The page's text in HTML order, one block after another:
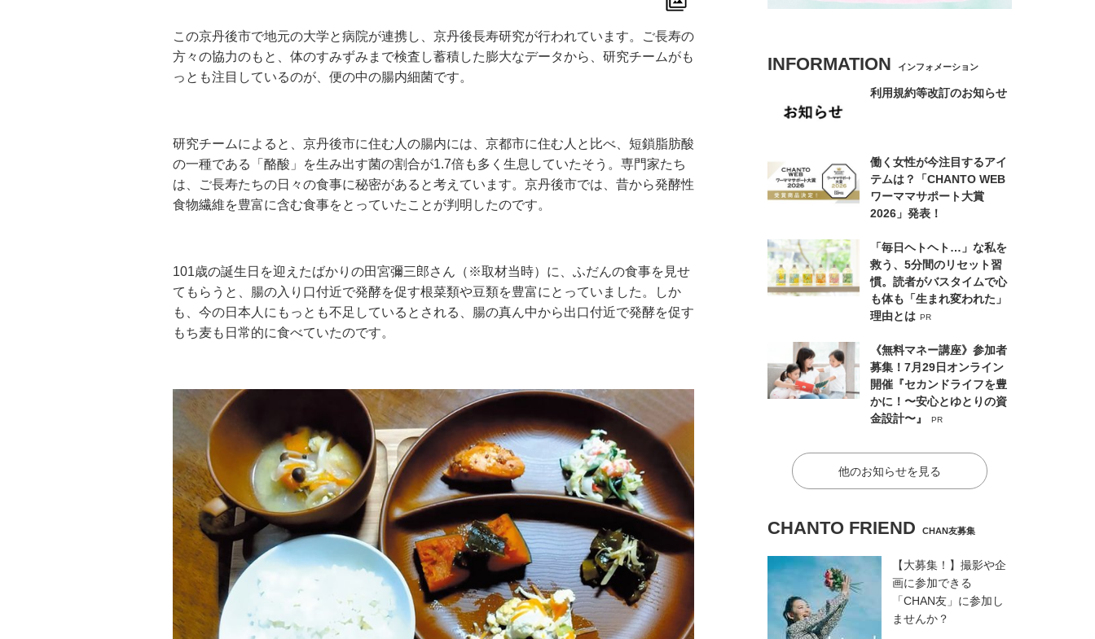
この京丹後市で地元の大学と病院が連携し、京丹後長寿研究が行われています。ご長寿の
方々の協力のもと、体のすみずみまで検査し蓄積した膨大なデータから、研究チームがも
っとも注目しているのが、便の中の腸内細菌です。
研究チームによると、京丹後市に住む人の腸内には、京都市に住む人と比べ、短鎖脂肪酸
の一種である「酪酸」を生み出す菌の割合が1.7倍も多く生息していたそう。専門家たち
は、ご長寿たちの日々の食事に秘密があると考えています。京丹後市では、昔から発酵性
食物繊維を豊富に含む食事をとっていたことが判明したのです。
101歳の誕生日を迎えたばかりの田宮彌三郎さん（※取材当時）に、ふだんの食事を見せ
てもらうと、腸の入り口付近で発酵を促す根菜類や豆類を豊富にとっていました。しか
も、今の日本人にもっとも不足しているとされる、腸の真ん中から出口付近で発酵を促す
もち麦も日常的に食べていたのです。
INFORMATION インフォメーション
利用規約等改訂のお知らせ
働く女性が今注目するアイ
テムは？「CHANTO WEB
ワーママサポート大賞
2026」発表！
「毎日ヘトヘト…」な私を
救う、5分間のリセット習
慣。読者がバスタイムで心
も体も「生まれ変われた」
理由とは PR
《無料マネー講座》参加者
募集！7月29日オンライン
開催『セカンドライフを豊
かに！〜安心とゆとりの資
金設計〜』
PR
他のお知らせを見る
CHANTO FRIEND CHAN友募集
【大募集！】撮影や企
画に参加できる
「CHAN友」に参加し
ませんか？